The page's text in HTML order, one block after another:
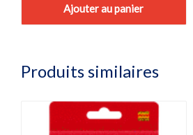
Ajouter au panier
Produits similaires